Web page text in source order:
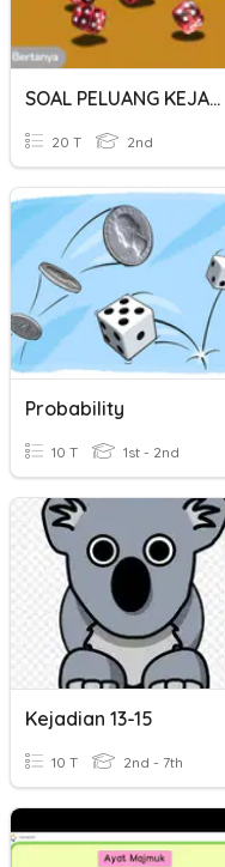
SOAL PELUANG KEJADIAN
20 T 2nd
Probability
10 T 1st - 2nd
Kejadian 13-15
10 T 2nd - 7th